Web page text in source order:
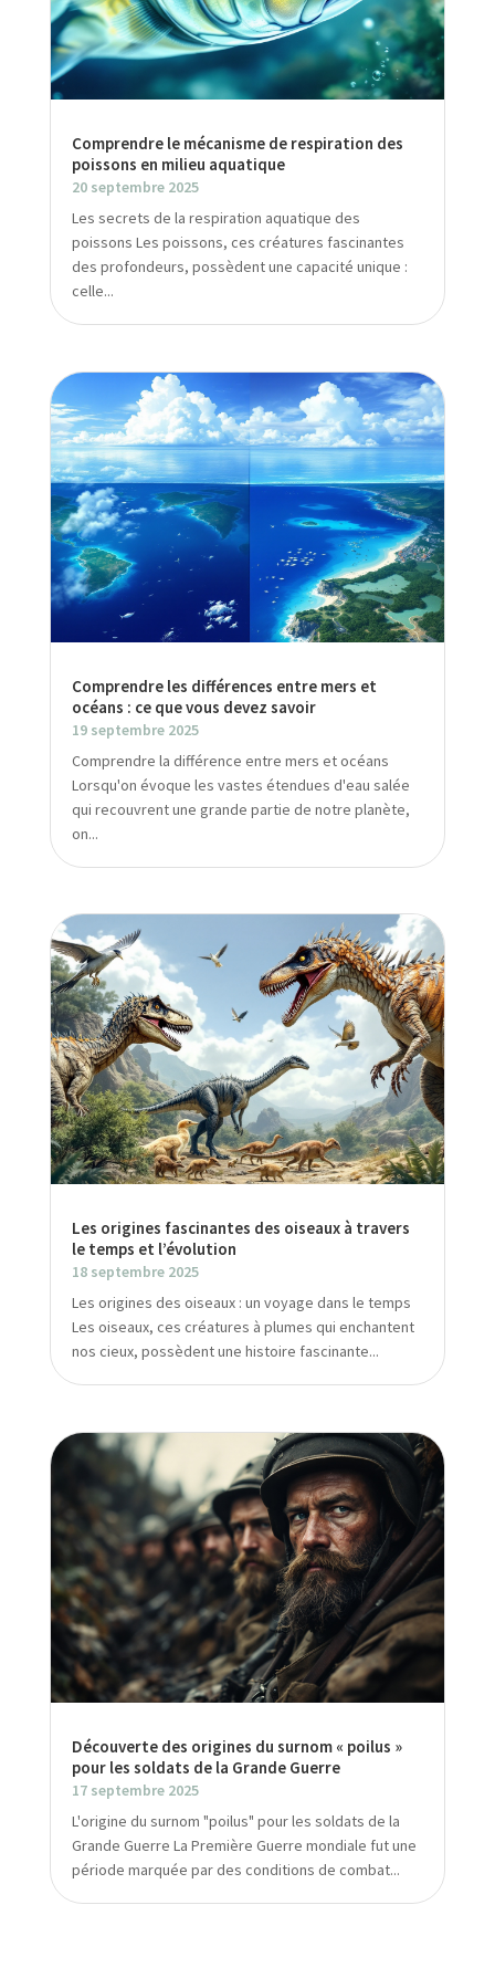
Comprendre le mécanisme de respiration des
poissons en milieu aquatique
20 septembre 2025
Les secrets de la respiration aquatique des
poissons Les poissons, ces créatures fascinantes
des profondeurs, possèdent une capacité unique :
celle...
Comprendre les différences entre mers et
océans : ce que vous devez savoir
19 septembre 2025
Comprendre la différence entre mers et océans
Lorsqu'on évoque les vastes étendues d'eau salée
qui recouvrent une grande partie de notre planète,
on...
Les origines fascinantes des oiseaux à travers
le temps et l’évolution
18 septembre 2025
Les origines des oiseaux : un voyage dans le temps
Les oiseaux, ces créatures à plumes qui enchantent
nos cieux, possèdent une histoire fascinante...
Découverte des origines du surnom « poilus »
pour les soldats de la Grande Guerre
17 septembre 2025
L'origine du surnom "poilus" pour les soldats de la
Grande Guerre La Première Guerre mondiale fut une
période marquée par des conditions de combat...